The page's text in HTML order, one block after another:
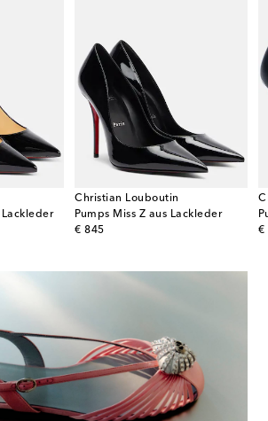
Lackleder
Christian Louboutin
Pumps Miss Z aus Lackleder
€ 845
original price
€